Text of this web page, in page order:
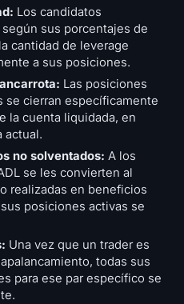
Los candidatos
sus porcentajes de
cantidad de leverage
a sus posiciones.
Las posiciones
se cierran específicamente
la cuenta liquidada, en
actual.
no solventados: A los
se les convierten al
realizadas en beneficios
posiciones activas se
Una vez que un trader es
todas sus
para ese par específico se